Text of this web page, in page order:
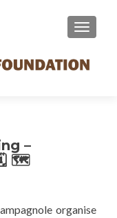
MENU
–
🗓 🗺
organise